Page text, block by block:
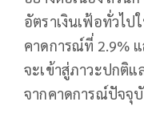
อัตราเงินเฟ้อทั่วไ
คาดการณ์ที่ 2.9%
จะเข้าสู่ภาวะปกติแ
จากคาดการณ์ปัจจุ